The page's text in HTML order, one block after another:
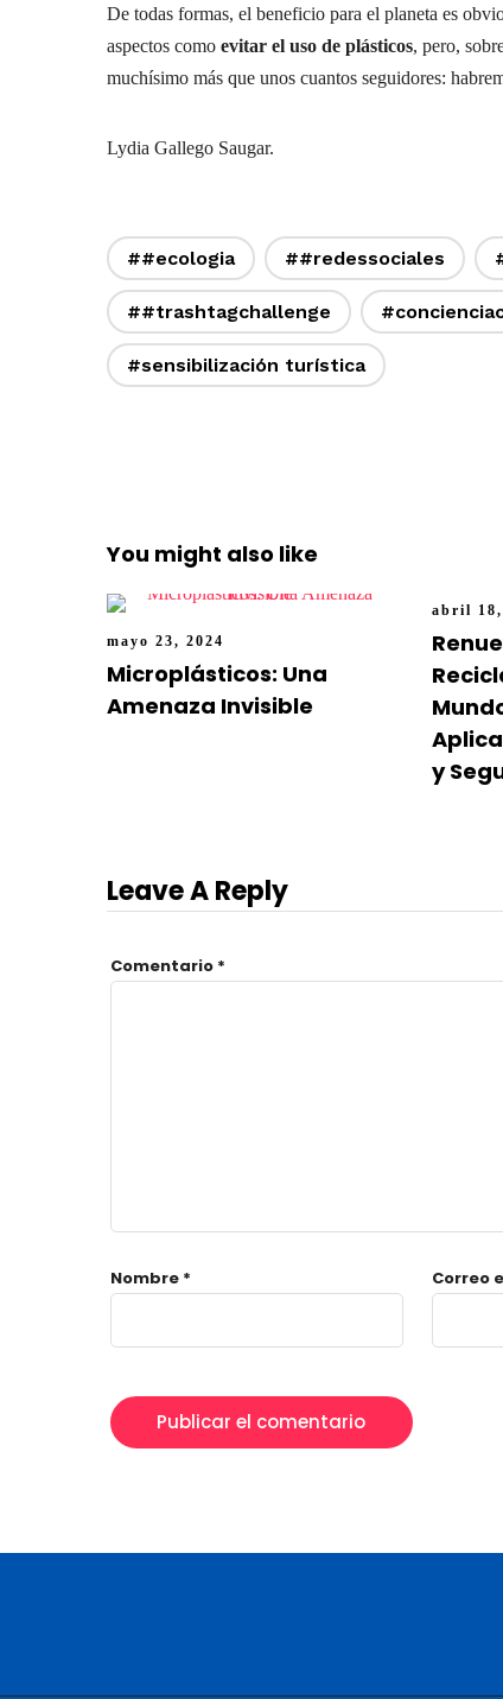
De todas formas, el beneficio para el planeta es
aspectos como evitar el uso de plásticos, pero,
muchísimo más que unos cuantos seguidores:
Lydia Gallego Saugar.
##ecologia ##redessociales
##trashtagchallenge
#sensibilización turística
You might also like
mayo 23, 2024
Microplásticos: Una
Amenaza Invisible
abril 18,
y
Leave A Reply
Comentario *
Nombre * Correo